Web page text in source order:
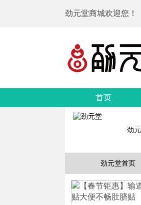
劲元堂商城欢迎您！
首页
劲
劲元堂首页